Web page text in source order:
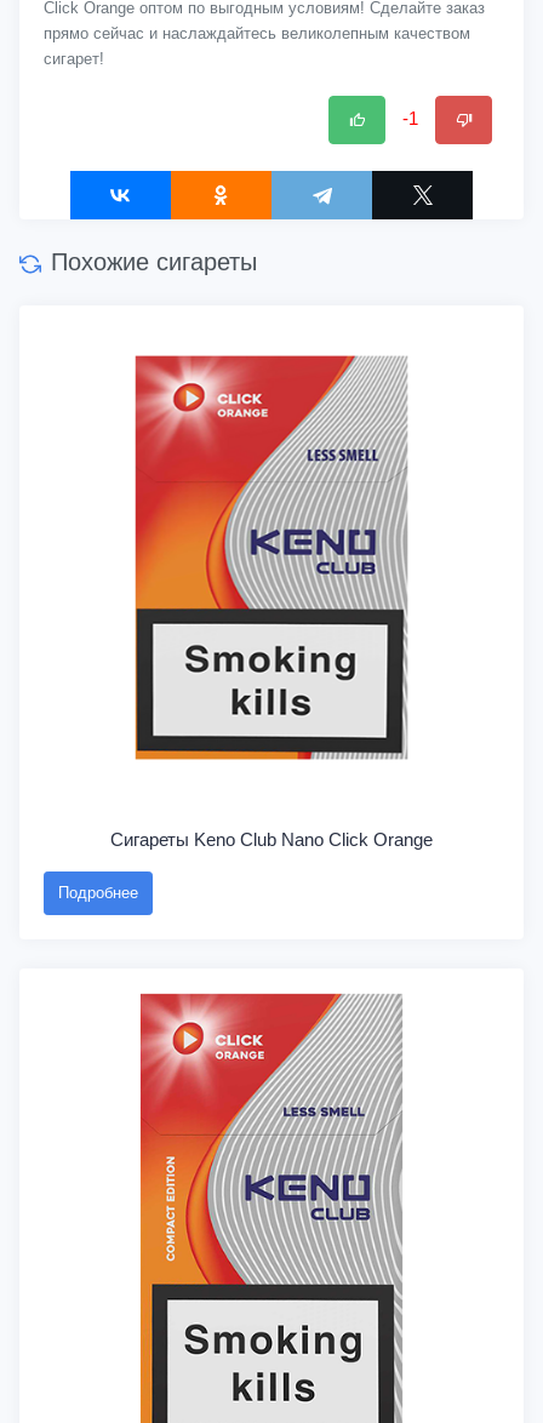
Click Orange оптом по выгодным условиям! Сделайте заказ
прямо сейчас и наслаждайтесь великолепным качеством
сигарет!
-1
Похожие сигареты
Сигареты Keno Club Nano Click Orange
Подробнее